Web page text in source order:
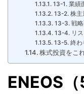
13-1. 業績
13-2. 株主
13-3. 戦略
13-4. リス
13-5. 終わ
株式投資をこ
ENEOS